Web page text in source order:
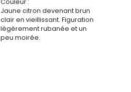
Couleur :
Jaune citron devenant brun
clair en vieillissant. Figuration
légèrement rubanée et un
peu moirée.